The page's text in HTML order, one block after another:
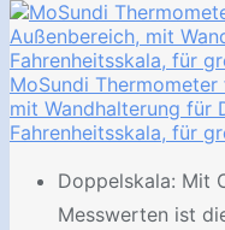
MoSundi
mit Wandhalterung für
Fahrenheitsskala, für
Doppelskala: Mit
Messwerten ist